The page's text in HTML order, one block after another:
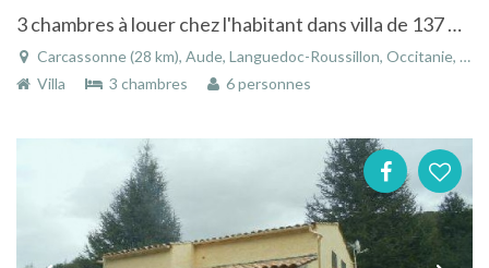
3 chambres à louer chez l'habitant dans villa de 137 m2 habitable
Carcassonne (28 km), Aude, Languedoc-Roussillon, Occitanie, France
Villa
3 chambres 6 personnes